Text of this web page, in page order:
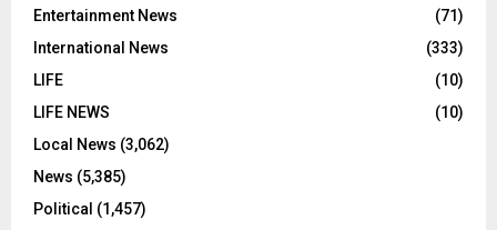
Entertainment News
(71)
International News
(333)
LIFE
(10)
LIFE NEWS
(10)
Local News (3,062)
News (5,385)
Political (1,457)